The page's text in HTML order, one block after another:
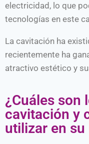
electricidad, lo que
tecnologías en este
La cavitación ha
recientemente ha
atractivo estético y
¿Cuáles son
cavitación y
utilizar en su